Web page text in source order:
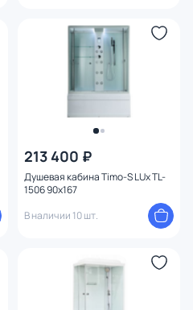
213 400 ₽
Душевая кабина Timo-S LUx TL-
1506 90x167
В наличии 10 шт.